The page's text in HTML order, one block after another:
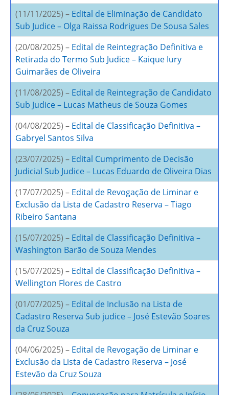
(11/11/2025) – Edital de Eliminação de Candidato
Sub Judice – Olga Raissa Rodrigues De Sousa Sales
(20/08/2025) – Edital de Reintegração Definitiva e
Retirada do Termo Sub Judice – Kaique Iury
Guimarães de Oliveira
(11/08/2025) – Edital de Reintegração de Candidato
Sub Judice – Lucas Matheus de Souza Gomes
(04/08/2025) – Edital de Classificação Definitiva –
Gabryel Santos Silva
(23/07/2025) – Edital Cumprimento de Decisão
Judicial Sub Judice – Lucas Eduardo de Oliveira Dias
(17/07/2025) – Edital de Revogação de Liminar e
Exclusão da Lista de Cadastro Reserva – Tiago
Ribeiro Santana
(15/07/2025) – Edital de Classificação Definitiva –
Washington Barão de Souza Mendes
(15/07/2025) – Edital de Classificação Definitiva –
Wellington Flores de Castro
(01/07/2025) – Edital de Inclusão na Lista de
Cadastro Reserva Sub judice – José Estevão Soares
da Cruz Souza
(04/06/2025) – Edital de Revogação de Liminar e
Exclusão da Lista de Cadastro Reserva – José
Estevão da Cruz Souza